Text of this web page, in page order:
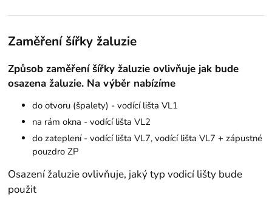
Zaměření šířky žaluzie
Způsob zaměření šířky žaluzie ovlivňuje jak bude
osazena žaluzie. Na výběr nabízíme
do otvoru (špalety) - vodící lišta VL1
na rám okna - vodící lišta VL2
do zateplení - vodící lišta VL7, vodící lišta VL7 + zápustné
pouzdro ZP
Osazení žaluzie ovlivňuje, jaký typ vodicí lišty bude
použit